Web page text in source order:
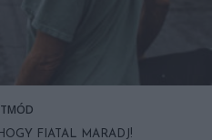
FIATAL MARADJ!